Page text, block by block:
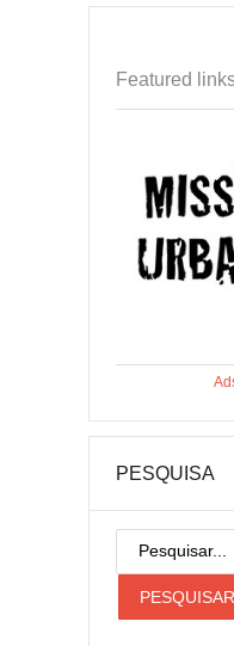
Featured
PESQUISA